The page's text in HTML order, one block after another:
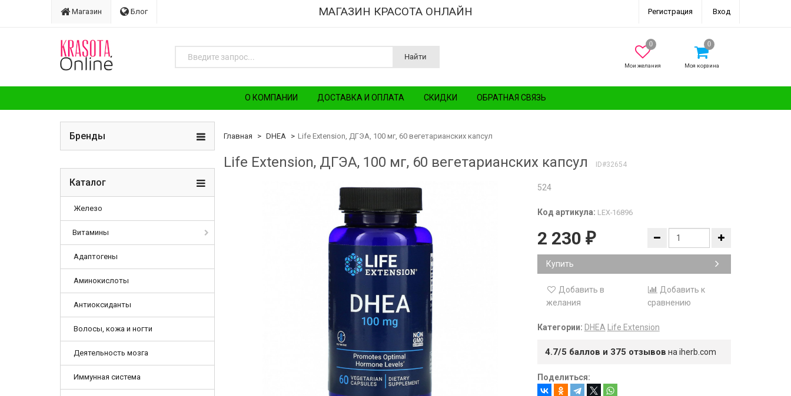
Магазин Блог МАГАЗИН КРАСОТА ОНЛАЙН Регистрация Вход
Найти
Мои желания Моя корзина
О КОМПАНИИ ДОСТАВКА И ОПЛАТА СКИДКИ ОБРАТНАЯ СВЯЗЬ
Бренды
Каталог
Железо
Витамины
Адаптогены
Аминокислоты
Антиоксиданты
Волосы, кожа и ногти
Деятельность мозга
Иммунная система
Главная DHEA Life Extension, ДГЭА, 100 мг, 60 вегетарианских капсул
Life Extension, ДГЭА, 100 мг, 60 вегетарианских капсул ID#32654
524
Код артикула: LEX-16896
2 230 ₽
Купить
Добавить в
желания
Добавить к
сравнению
Категории: DHEA Life Extension
4.7/5 баллов и 375 отзывов на iherb.com
Поделиться: